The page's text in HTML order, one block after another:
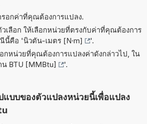
อกค่าที่คุณต้องการแปลง.
วเลือก ให้เลือกหน่วยที่ตรงกับค่าที่คุณต้องการ
นี้คือ 'นิวตัน-เมตร [N·m]
'.
กหน่วยที่คุณต้องการแปลงค่าดังกล่าวไป, ใน
น BTU [MMBtu] '.
แบบของตัวแปลงหน่วยนี้เพื่อแปลง